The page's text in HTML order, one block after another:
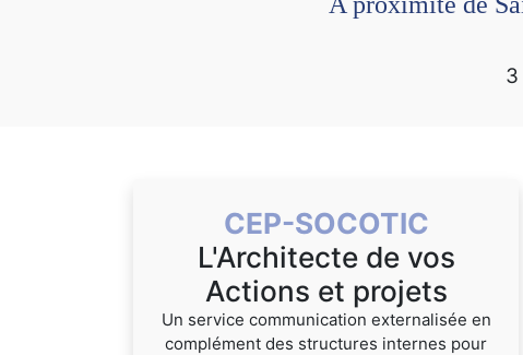
3
CEP-SOCOTIC
L'Architecte de vos
Actions et projets
Un service communication externalisée en
complément des structures internes pour